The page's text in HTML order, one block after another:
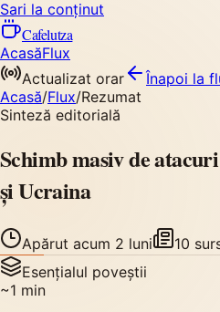
Sari la conținut
Cafelutza
AcasăFlux
Actualizat orar
Înapoi la
Acasă/Flux/Rezumat
Sinteză editorială
Schimb masiv de
și Ucraina
Apărut acum 2 luni 10
Esențialul poveștii
~1 min